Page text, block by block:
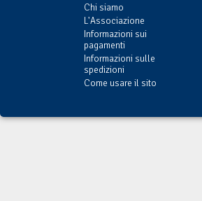
Chi siamo
L'Associazione
Informazioni sui
pagamenti
Informazioni sulle
spedizioni
Come usare il sito